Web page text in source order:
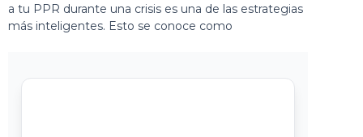
a tu PPR durante una crisis es una de las estrategias
más inteligentes. Esto se conoce como